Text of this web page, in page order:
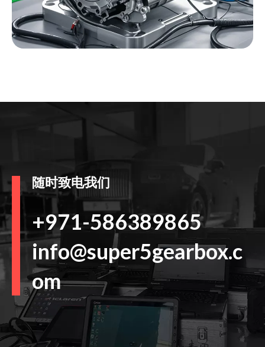
随时致电我们
+971-586389865
info@super5gearbox.c
om